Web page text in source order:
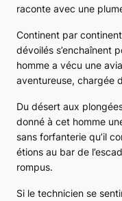
raconte avec une
Continent par
dévoilés s’enchaînent
homme a vécu une
aventureuse, chargée
Du désert aux
donné à cet homme
sans forfanterie qu’il
étions au bar de
rompus.
Si le technicien se